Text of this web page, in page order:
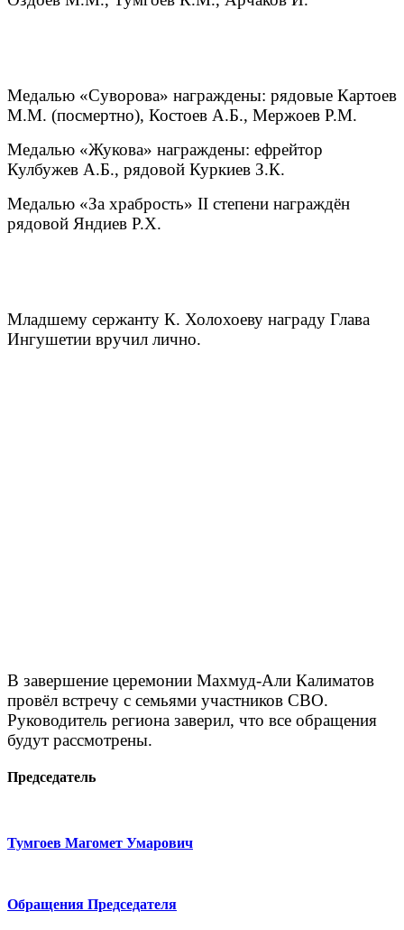
Медалью «Суворова» награждены: рядовые Картоев
М.М. (посмертно), Костоев А.Б., Мержоев Р.М.
Медалью «Жукова» награждены: ефрейтор
Кулбужев А.Б., рядовой Куркиев З.К.
Медалью «За храбрость» II степени награждён
рядовой Яндиев Р.Х.
Младшему сержанту К. Холохоеву награду Глава
Ингушетии вручил лично.
В завершение церемонии Махмуд-Али Калиматов
провёл встречу с семьями участников СВО.
Руководитель региона заверил, что все обращения
будут рассмотрены.
Председатель
Тумгоев Магомет Умарович
Обращения Председателя